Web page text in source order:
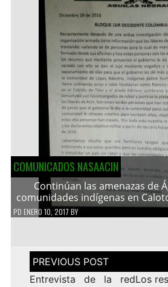
COMUNICADOS NASAACIN
Continúan las amenazas de
comunidades indígenas en
PD ENERO 10, 2017 BY
Navegación
de
entradas
Entrevista de la redLos